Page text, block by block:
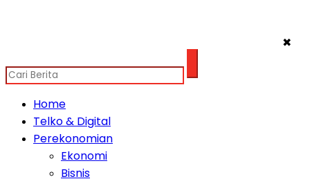
✖
Home
Telko & Digital
Perekonomian
Ekonomi
Bisnis